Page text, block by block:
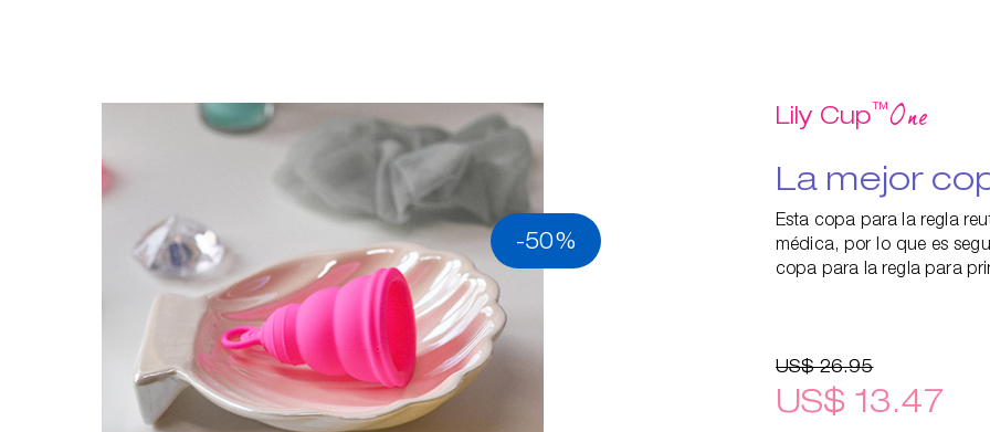
-50%
Lily Cup™One
La mejor
Esta copa para la regla
médica, por lo que es
copa para la regla para
US$ 26.95
US$ 13.47